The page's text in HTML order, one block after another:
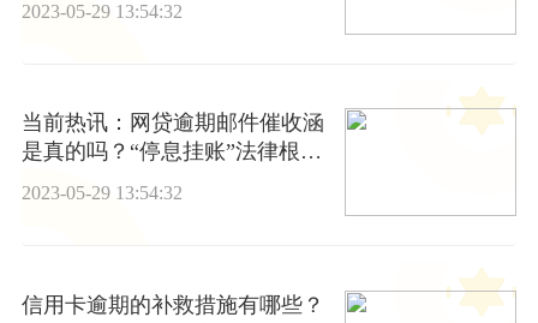
2023-05-29 13:54:32
当前热讯：网贷逾期邮件催收涵
是真的吗？“停息挂账”法律根据
是什么?
2023-05-29 13:54:32
信用卡逾期的补救措施有哪些？